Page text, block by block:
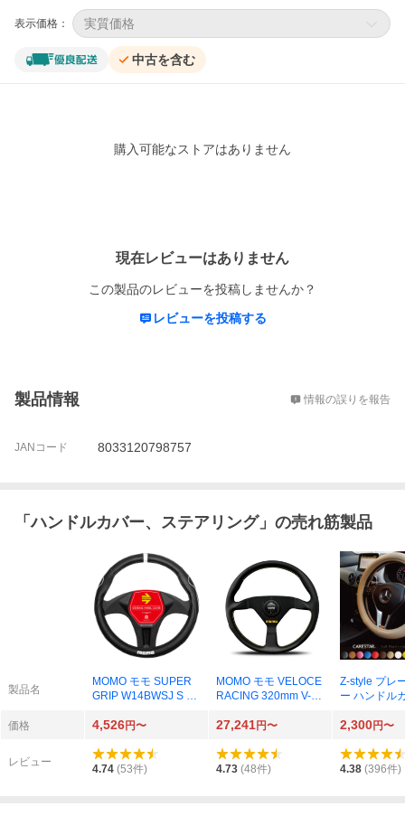
表示価格： 実質価格
中古を含む
購入可能なストアはありません
現在レビューはありません
この製品のレビューを投稿しませんか？
レビューを投稿する
製品情報 情報の誤りを報告
JANコード 8033120798757
「ハンドルカバー、ステアリング」の売れ筋製品
製品名
MOMO モモ SUPER
GRIP W14BWSJ S 3
HITE-White MOMO lo
MOMO モモ VELOCE
RACING 320mm V-2
Z-style プレ
ー ハンドル
（アイボリ
価格 4,526円〜 27,241円〜 2,300円〜
レビュー
4.74 (53件) 4.73 (48件) 4.38 (396件)